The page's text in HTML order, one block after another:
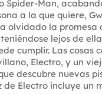
Spider-Man,
a la que quiere,
olvidado la promesa
lejos de
cumplir. Las cosas
Electro, y un
descubre nuevas
de Electro incluye un